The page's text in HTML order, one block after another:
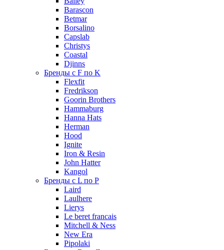
Barascon
Betmar
Borsalino
Capslab
Christys
Coastal
Djinns
Бренды с F по K
Flexfit
Fredrikson
Goorin Brothers
Hammaburg
Hanna Hats
Herman
Hood
Ignite
Iron & Resin
John Hatter
Kangol
Бренды с L по P
Laird
Laulhere
Lierys
Le beret francais
Mitchell & Ness
New Era
Pipolaki